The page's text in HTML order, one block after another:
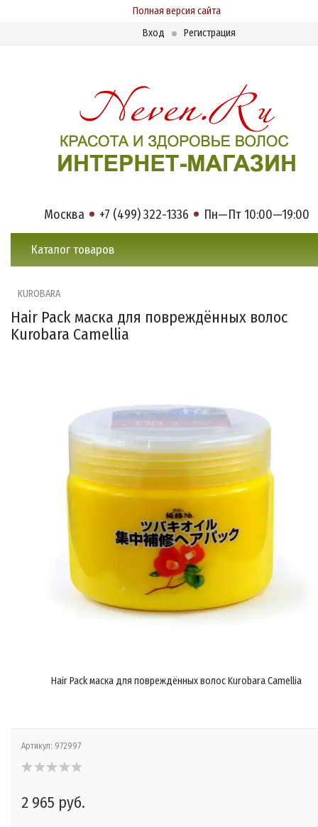
Полная версия сайта
Вход
Регистрация
Москва +7 (499) 322-1336 Пн—Пт 10:00—19:00
Каталог товаров
KUROBARA
Hair Pack маска для повреждённых волос
Kurobara Camellia
Hair Pack маска для повреждённых волос Kurobara Camellia
Артикул: 972997
2 965 руб.